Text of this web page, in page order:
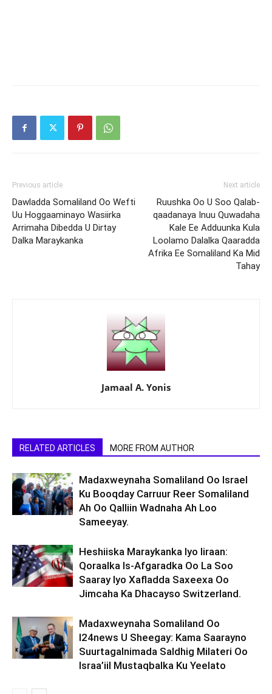
Previous article
Dawladda Somaliland Oo Wefti
Uu Hoggaaminayo Wasiirka
Arrimaha Dibedda U Dirtay
Dalka Maraykanka
Next article
Ruushka Oo U Soo Qalab-
qaadanaya Inuu Quwadaha
Kale Ee Adduunka Kula
Loolamo Dalalka Qaaradda
Afrika Ee Somaliland Ka Mid
Tahay
Jamaal A. Yonis
RELATED ARTICLES MORE FROM AUTHOR
Madaxweynaha Somaliland Oo Israel
Ku Booqday Carruur Reer Somaliland
Ah Oo Qalliin Wadnaha Ah Loo
Sameeyay.
Heshiiska Maraykanka Iyo Iiraan:
Qoraalka Is-Afgaradka Oo La Soo
Saaray Iyo Xafladda Saxeexa Oo
Jimcaha Ka Dhacayso Switzerland.
Madaxweynaha Somaliland Oo
I24news U Sheegay: Kama Saarayno
Suurtagalnimada Saldhig Milateri Oo
Israa’iil Mustaqbalka Ku Yeelato